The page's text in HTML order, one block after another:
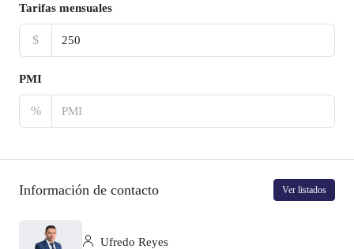
Tarifas mensuales
$
PMI
%
Información de contacto Ver listados
Ufredo Reyes